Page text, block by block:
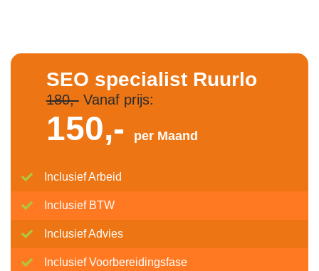
SEO specialist Ruurlo
180,-Vanaf prijs:
150,- per Maand
Inclusief Arbeid
Inclusief BTW
Inclusief Advies
Inclusief Voorbereidingsfase